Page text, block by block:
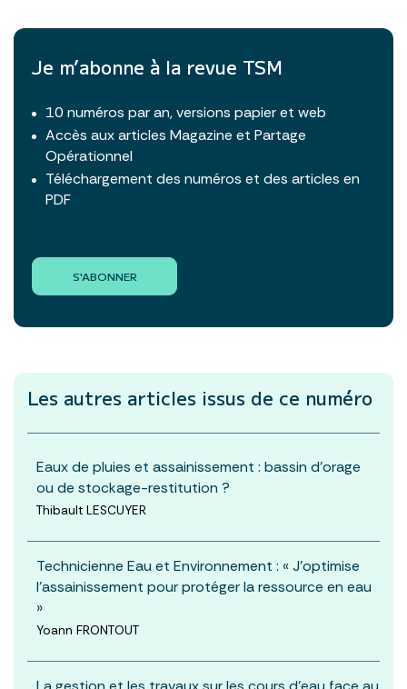
Je m’abonne à la revue TSM
10 numéros par an, versions papier et web
Accès aux articles Magazine et Partage
Opérationnel
Téléchargement des numéros et des articles en
PDF
S'ABONNER
Les autres articles issus de ce numéro
Eaux de pluies et assainissement : bassin d’orage
ou de stockage-restitution ?
Thibault LESCUYER
Technicienne Eau et Environnement : « J’optimise
l’assainissement pour protéger la ressource en eau
»
Yoann FRONTOUT